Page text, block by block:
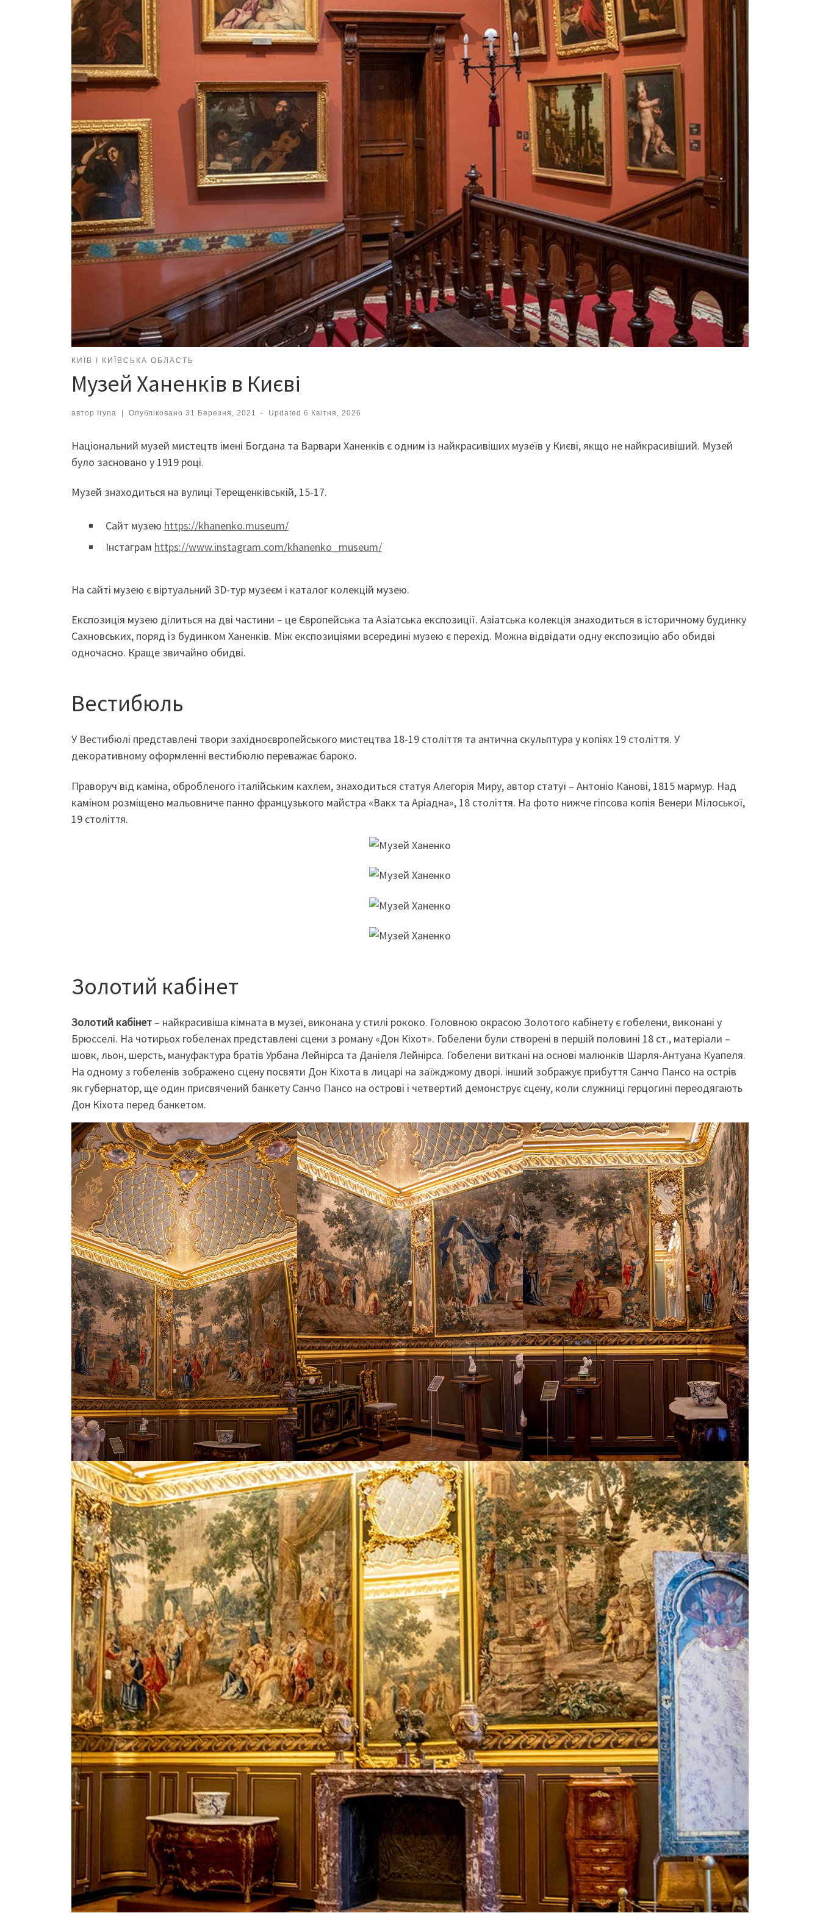
КИЇВ І КИЇВСЬКА ОБЛАСТЬ
Музей Ханенків в Києві
автор Iryna | Опубліковано 31 Березня, 2021 - Updated6 Квітня, 2026
Національний музей мистецтв імені Богдана та Варвари Ханенків є одним із найкрасивіших музеїв у Києві, якщо не найкрасивіший. Музей
було засновано у 1919 році.
Музей знаходиться на вулиці Терещенківській, 15-17.
Сайт музею https://khanenko.museum/
Інстаграм https://www.instagram.com/khanenko_museum/
На сайті музею є віртуальний 3D-тур музеєм і каталог колекцій музею.
Експозиція музею ділиться на дві частини – це Європейська та Азіатська експозиції. Азіатська колекція знаходиться в історичному будинку
Сахновських, поряд із будинком Ханенків. Між експозиціями всередині музею є перехід. Можна відвідати одну експозицію або обидві
одночасно. Краще звичайно обидві.
Вестибюль
У Вестибюлі представлені твори західноєвропейського мистецтва 18-19 століття та антична скульптура у копіях 19 століття. У
декоративному оформленні вестибюлю переважає бароко.
Праворуч від каміна, обробленого італійським кахлем, знаходиться статуя Алегорія Миру, автор статуї – Антоніо Канові, 1815 мармур. Над
каміном розміщено мальовниче панно французького майстра «Вакх та Аріадна», 18 століття. На фото нижче гіпсова копія Венери Мілоської,
19 століття.
Золотий кабінет
Золотий кабінет – найкрасивіша кімната в музеї, виконана у стилі рококо. Головною окрасою Золотого кабінету є гобелени, виконані у
Брюсселі. На чотирьох гобеленах представлені сцени з роману «Дон Кіхот». Гобелени були створені в першій половині 18 ст., матеріали –
шовк, льон, шерсть, мануфактура братів Урбана Лейнірса та Даніеля Лейнірса. Гобелени виткані на основі малюнків Шарля-Антуана Куапеля.
На одному з гобеленів зображено сцену посвяти Дон Кіхота в лицарі на заїжджому дворі. інший зображує прибуття Санчо Пансо на острів
як губернатор, ще один присвячений банкету Санчо Пансо на острові і четвертий демонструє сцену, коли служниці герцогині переодягають
Дон Кіхота перед банкетом.